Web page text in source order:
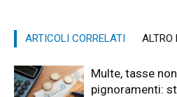
ARTICOLI CORRELATI ALTRO
Multe, tasse
pignoramenti: